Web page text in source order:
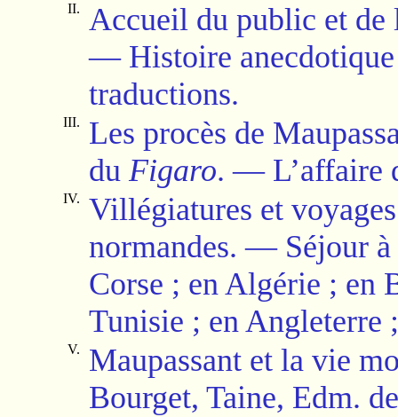
II.
Accueil du public et de
— Histoire
traductions.
III.
Les procès de
du Figaro. — L’affaire
IV.
Villégiatures et
normandes. — Séjour
Corse ; en Algérie ; en
Tunisie ; en Angleterre
V.
Maupassant et la vie
Bourget, Taine, Edm.